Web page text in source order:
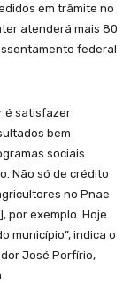
em trâmite no
atenderá mais 80
federal
é satisfazer
bem
sociais
Não só de crédito
no Pnae
por exemplo. Hoje
município”, indica o
José Porfírio,